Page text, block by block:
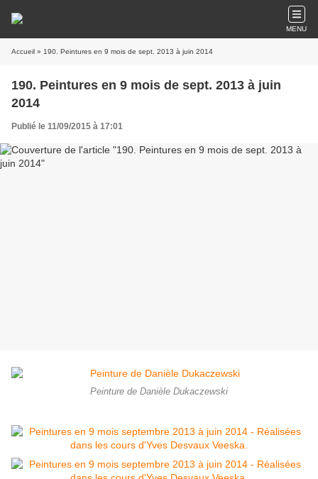
MENU
Accueil » 190. Peintures en 9 mois de sept. 2013 à juin 2014
190. Peintures en 9 mois de sept. 2013 à juin
2014
Publié le 11/09/2015 à 17:01
Peinture de Danièle Dukaczewski